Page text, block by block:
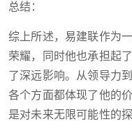
总结：
综上所述，易建联作为
荣耀，同时他也承担起
了深远影响。从领导力
各个方面都体现了他的
是对未来无限可能性的探